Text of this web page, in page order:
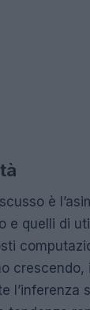
è
e quelli di
l’inferenza